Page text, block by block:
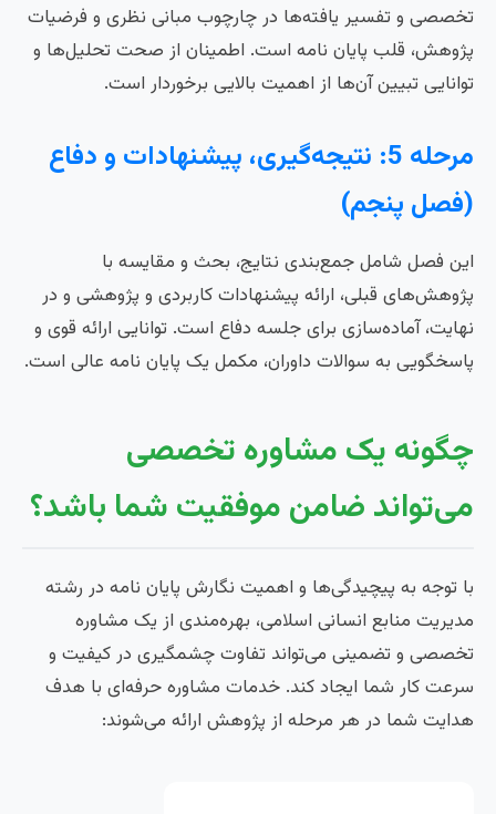
تخصصی و تفسیر یافته‌ها در چارچوب مبانی نظری و فرضیات
پژوهش، قلب پایان نامه است. اطمینان از صحت تحلیل‌ها و
توانایی تبیین آن‌ها از اهمیت بالایی برخوردار است.
مرحله 5: نتیجه‌گیری، پیشنهادات و دفاع
(فصل پنجم)
این فصل شامل جمع‌بندی نتایج، بحث و مقایسه با
پژوهش‌های قبلی، ارائه پیشنهادات کاربردی و پژوهشی و در
نهایت، آماده‌سازی برای جلسه دفاع است. توانایی ارائه قوی و
پاسخگویی به سوالات داوران، مکمل یک پایان نامه عالی است.
چگونه یک مشاوره تخصصی
می‌تواند ضامن موفقیت شما باشد؟
با توجه به پیچیدگی‌ها و اهمیت نگارش پایان نامه در رشته
مدیریت منابع انسانی اسلامی، بهره‌مندی از یک مشاوره
تخصصی و تضمینی می‌تواند تفاوت چشمگیری در کیفیت و
سرعت کار شما ایجاد کند. خدمات مشاوره حرفه‌ای با هدف
هدایت شما در هر مرحله از پژوهش ارائه می‌شوند: